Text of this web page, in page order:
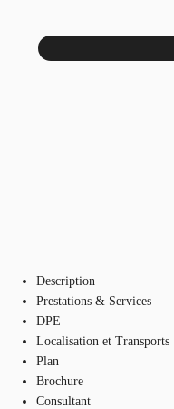
Description
Prestations & Services
DPE
Localisation et Transports
Plan
Brochure
Consultant